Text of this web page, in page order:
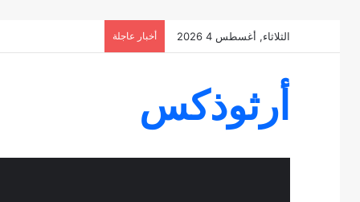
الثلاثاء, أغسطس 4 2026 أخبار عاجلة
أرثوذكس